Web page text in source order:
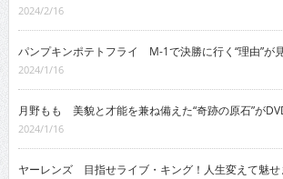
2024/2/16
パンプキンポテトフライ M-1で決勝に行く“理由”が
2024/1/16
月野もも 美貌と才能を兼ね備えた“奇跡の原石”が
2024/1/16
ヤーレンズ 目指せライブ・キング！人生変えて魅せ